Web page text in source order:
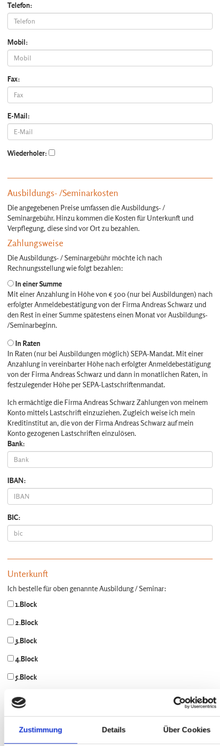
Zustimmung Details Über Cookies
Telefon:
Mobil:
Fax:
E-Mail:
Wiederholer:
Ausbildungs- /Seminarkosten
Die angegebenen Preise umfassen die Ausbildungs- /
Seminargebühr. Hinzu kommen die Kosten für Unterkunft und
Verpflegung, diese sind vor Ort zu bezahlen.
Zahlungsweise
Die Ausbildungs- / Seminargebühr möchte ich nach
Rechnungsstellung wie folgt bezahlen:
In einer Summe
Mit einer Anzahlung in Höhe von € 500 (nur bei Ausbildungen) nach
erfolgter Anmeldebestätigung von der Firma Andreas Schwarz und
den Rest in einer Summe spätestens einen Monat vor Ausbildungs-
/Seminarbeginn.
In Raten
In Raten (nur bei Ausbildungen möglich) SEPA-Mandat. Mit einer
Anzahlung in vereinbarter Höhe nach erfolgter Anmeldebestätigung
von der Firma Andreas Schwarz und dann in monatlichen Raten, in
festzulegender Höhe per SEPA-Lastschriftenmandat.
Ich ermächtige die Firma Andreas Schwarz Zahlungen von meinem
Konto mittels Lastschrift einzuziehen. Zugleich weise ich mein
Kreditinstitut an, die von der Firma Andreas Schwarz auf mein
Konto gezogenen Lastschriften einzulösen.
Bank:
IBAN:
BIC:
Unterkunft
Ich bestelle für oben genannte Ausbildung / Seminar:
1.Block
2.Block
3.Block
4.Block
5.Block
6.Block
Ein Bett im Doppelzimmer